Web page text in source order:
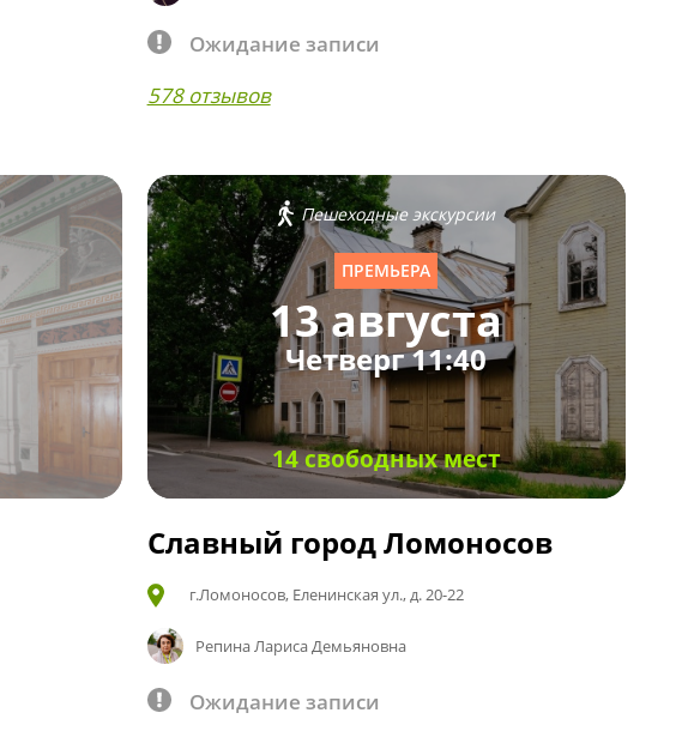
Ожидание записи
578 отзывов
Пешеходные экскурсии
ПРЕМЬЕРА
13 августа
Четверг 11:40
14 свободных мест
Славный город Ломоносов
г.Ломоносов, Еленинская ул., д. 20-22
Репина Лариса Демьяновна
Ожидание записи